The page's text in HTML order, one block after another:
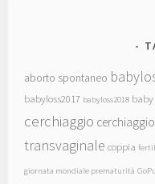
aborto spontaneo
babyloss2017 babyloss2018
cerchiaggio
transvaginale coppia
giornata mondiale prematurità